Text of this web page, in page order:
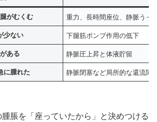
がむくむ 重力、長時間座位、静脈うっ
少ない 下腿筋ポンプ作用の低下
ある 静脈圧上昇と体液貯留
に腫れた 静脈閉塞など局所的な還流障
脹を「座っていたから」と決めつける